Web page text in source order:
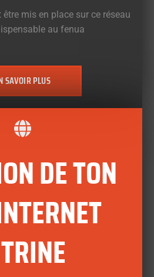
mis en place sur ce réseau
au fenua
SAVOIR PLUS
DE TON